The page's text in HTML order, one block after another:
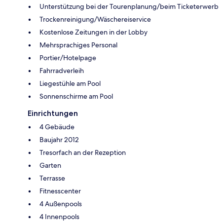
Unterstützung bei der Tourenplanung/beim Ticketerwerb
Trockenreinigung/Wäschereiservice
Kostenlose Zeitungen in der Lobby
Mehrsprachiges Personal
Portier/Hotelpage
Fahrradverleih
Liegestühle am Pool
Sonnenschirme am Pool
Einrichtungen
4 Gebäude
Baujahr 2012
Tresorfach an der Rezeption
Garten
Terrasse
Fitnesscenter
4 Außenpools
4 Innenpools